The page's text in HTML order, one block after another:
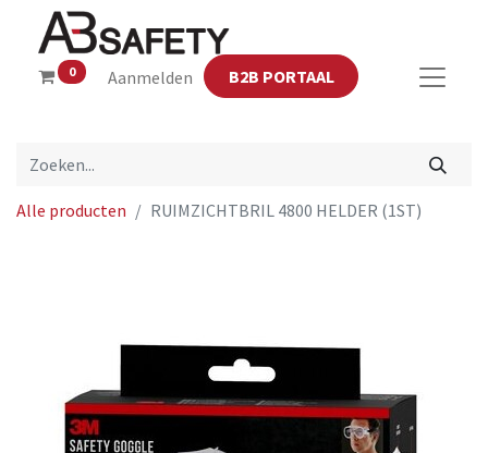
0 Aanmelden B2B PORTAAL
Alle producten RUIMZICHTBRIL 4800 HELDER (1ST)